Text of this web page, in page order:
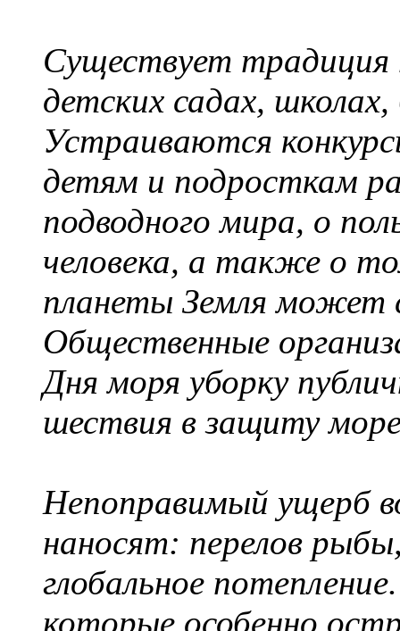
Существует традиция
детских садах,
Устраиваются
детям и подросткам
подводного мира, о
человека, а также о
планеты Земля может
Общественные
Дня моря уборку
шествия в защиту
Непоправимый ущерб
наносят: перелов
глобальное
которые особенно